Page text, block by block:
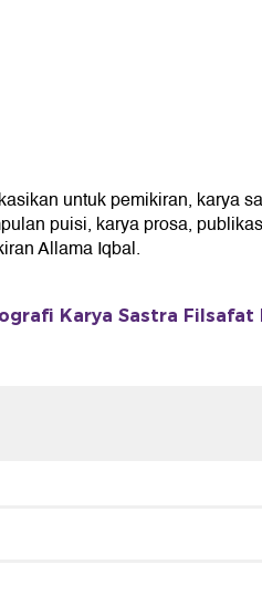
untuk pemikiran, karya
puisi, karya prosa,
Allama Iqbal.
Karya Sastra